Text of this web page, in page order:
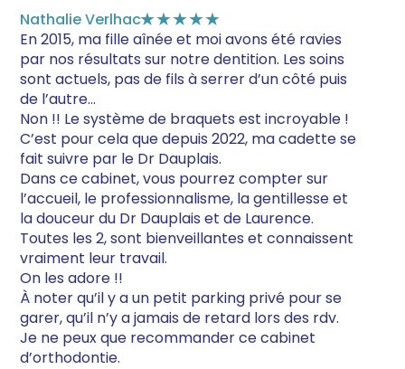
Nathalie Verlhac★★★★★
En 2015, ma fille aînée et moi avons été ravies
par nos résultats sur notre dentition. Les soins
sont actuels, pas de fils à serrer d’un côté puis
de l’autre…
Non !! Le système de braquets est incroyable !
C’est pour cela que depuis 2022, ma cadette se
fait suivre par le Dr Dauplais.
Dans ce cabinet, vous pourrez compter sur
l’accueil, le professionnalisme, la gentillesse et
la douceur du Dr Dauplais et de Laurence.
Toutes les 2, sont bienveillantes et connaissent
vraiment leur travail.
On les adore !!
À noter qu’il y a un petit parking privé pour se
garer, qu’il n’y a jamais de retard lors des rdv.
Je ne peux que recommander ce cabinet
d’orthodontie.